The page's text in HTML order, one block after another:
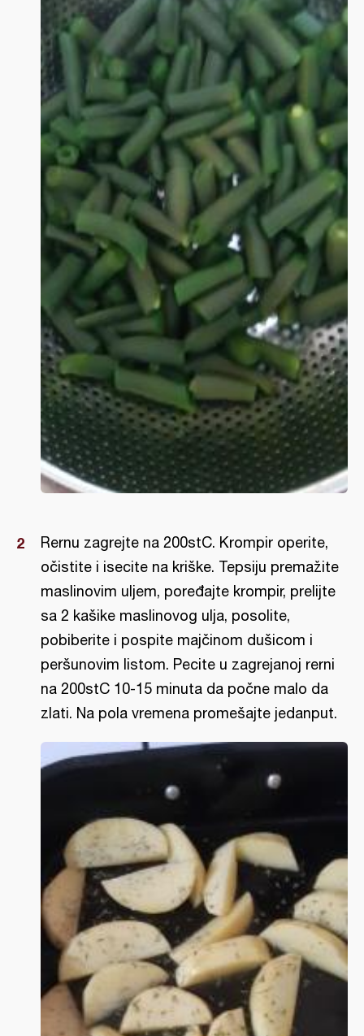
Rernu zagrejte na 200stC. Krompir operite,
očistite i isecite na kriške. Tepsiju premažite
maslinovim uljem, poređajte krompir, prelijte
sa 2 kašike maslinovog ulja, posolite,
pobiberite i pospite majčinom dušicom i
peršunovim listom. Pecite u zagrejanoj rerni
na 200stC 10-15 minuta da počne malo da
zlati. Na pola vremena promešajte jedanput.